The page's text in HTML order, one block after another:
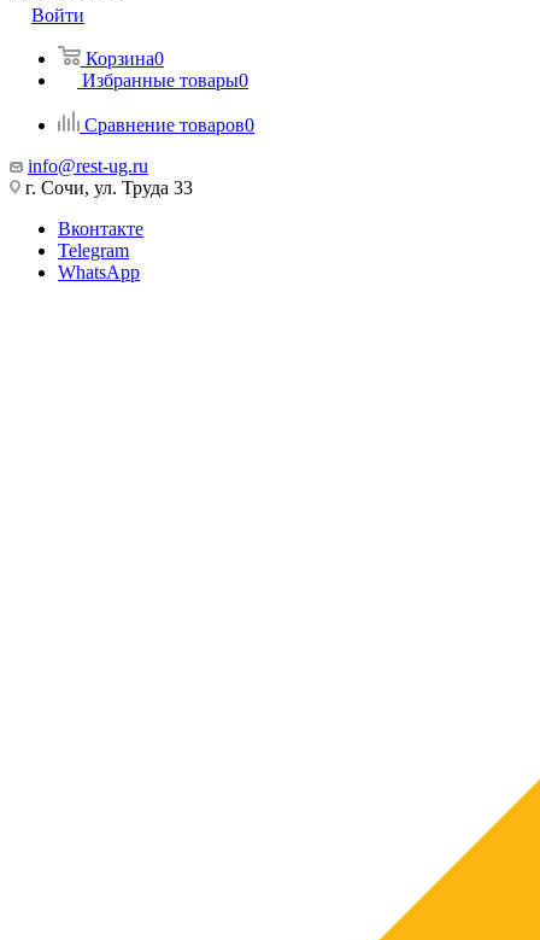
Войти
Корзина0
Избранные товары0
Сравнение товаров0
info@rest-ug.ru
г. Сочи, ул. Труда 33
Вконтакте
Telegram
WhatsApp